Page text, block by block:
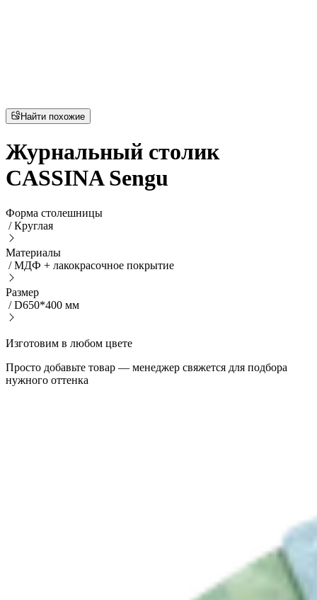
Найти похожие
Журнальный столик
CASSINA Sengu
Форма столешницы
/Круглая
Материалы
/МДФ + лакокрасочное покрытие
Размер
/D650*400 мм
Изготовим в любом цвете
Просто добавьте товар — менеджер свяжется для подбора
нужного оттенка